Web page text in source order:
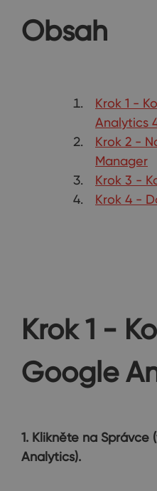
Obsah
Krok 1 -
Analytics
Krok 2 -
Manager
Krok 3 -
Krok 4 -
Krok 1 -
Google
1. Klikněte na
Analytics).